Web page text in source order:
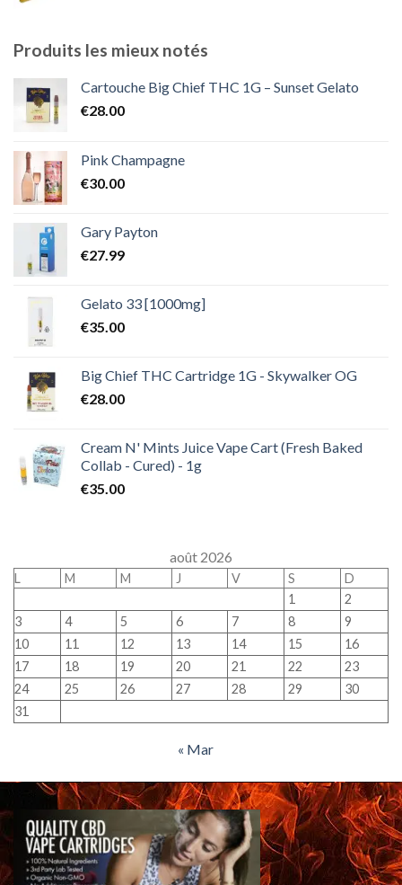
€2,000.00
Produits les mieux notés
Cartouche Big Chief THC 1G – Sunset Gelato
€28.00
Pink Champagne
€30.00
Gary Payton
€27.99
Gelato 33 [1000mg]
€35.00
Big Chief THC Cartridge 1G - Skywalker OG
€28.00
Cream N' Mints Juice Vape Cart (Fresh Baked
Collab - Cured) - 1g
€35.00
août 2026
L M M J V S
D
1
2
3
4 5 6 7 8
9
10
11 12 13 14 15
16
17
18 19 20 21 22
23
24
25 26 27 28 29
30
31
« Mar